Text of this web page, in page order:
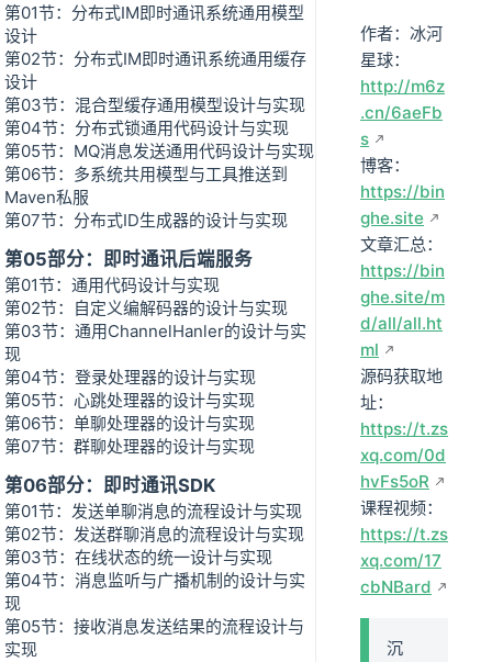
第01节：分布式IM即时通讯系统通用模型
设计
第02节：分布式IM即时通讯系统通用缓存
设计
第03节：混合型缓存通用模型设计与实现
第04节：分布式锁通用代码设计与实现
第05节：MQ消息发送通用代码设计与实现
第06节：多系统共用模型与工具推送到
Maven私服
第07节：分布式ID生成器的设计与实现
第05部分：即时通讯后端服务
第01节：通用代码设计与实现
第02节：自定义编解码器的设计与实现
第03节：通用ChannelHanler的设计与实
现
第04节：登录处理器的设计与实现
第05节：心跳处理器的设计与实现
第06节：单聊处理器的设计与实现
第07节：群聊处理器的设计与实现
第06部分：即时通讯SDK
第01节：发送单聊消息的流程设计与实现
第02节：发送群聊消息的流程设计与实现
第03节：在线状态的统一设计与实现
第04节：消息监听与广播机制的设计与实
现
第05节：接收消息发送结果的流程设计与
实现
作者：冰河
星球：
http://m6z
.cn/6aeFb
s
博客：
https://bin
ghe.site
文章汇总：
https://bin
ghe.site/m
d/all/all.ht
ml
源码获取地
址：
https://t.zs
xq.com/0d
hvFs5oR
课程视频：
https://t.zs
xq.com/17
cbNBard
沉